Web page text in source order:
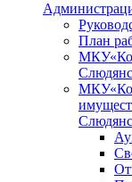
План